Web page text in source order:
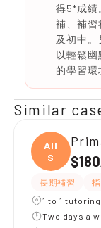
得5*成績
補、補習
及初中
以輕鬆
的學習
Similar
All
S
$180
長期補習
1 to 1
Two days a